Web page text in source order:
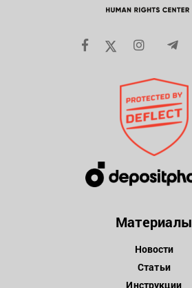
Материалы
Новости
Статьи
Инструкции